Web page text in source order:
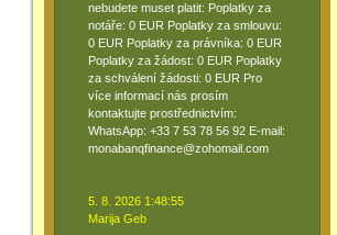
nebudete muset platit: Poplatky za
notáře: 0 EUR Poplatky za smlouvu:
0 EUR Poplatky za právníka: 0 EUR
Poplatky za žádost: 0 EUR Poplatky
za schválení žádosti: 0 EUR Pro
více informací nás prosím
kontaktujte prostřednictvím:
WhatsApp: +33 7 53 78 56 92 E-mail:
monabanqfinance@zohomail.com
5. 8. 2026 1:48:55
Marija Geb